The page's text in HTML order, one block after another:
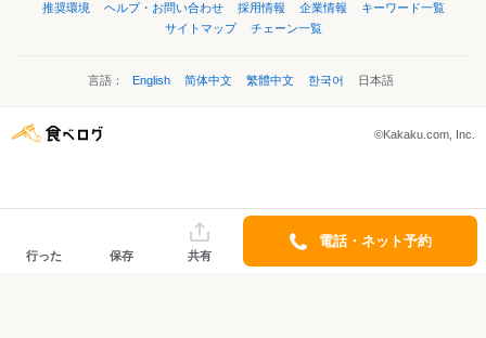
推奨環境
ヘルプ・お問い合わせ 採用情報 企業情報
キーワード一覧
サイトマップ
チェーン一覧
言語： English 简体中文 繁體中文 한국어 日本語
©Kakaku.com, Inc.
行った 保存 共有
電話・ネット予約